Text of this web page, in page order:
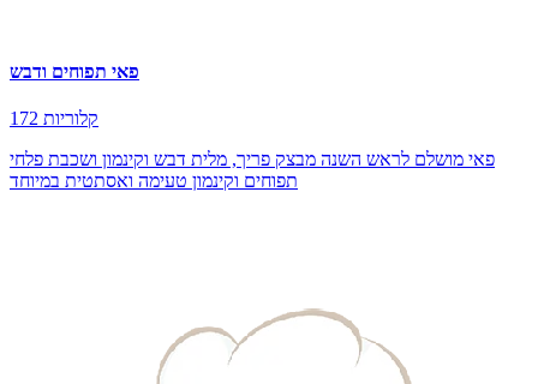
פאי תפוחים ודבש
172 קלוריות
פאי מושלם לראש השנה מבצק פריך, מלית דבש וקינמון ושכבת פלחי
תפוחים וקינמון טעימה ואסתטית במיוחד